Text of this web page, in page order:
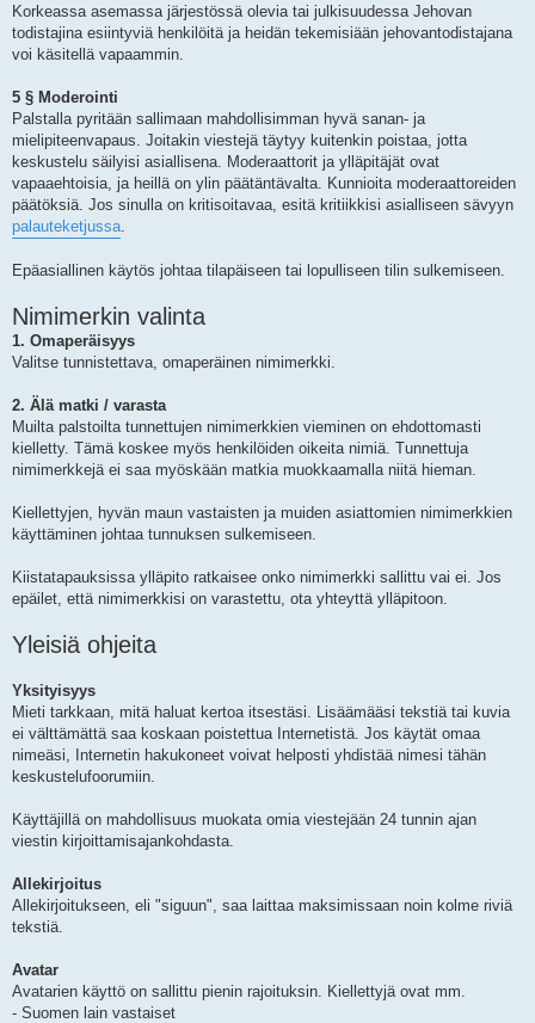
Korkeassa asemassa järjestössä olevia tai julkisuudessa Jehovan
todistajina esiintyviä henkilöitä ja heidän tekemisiään jehovantodistajana
voi käsitellä vapaammin.
5 § Moderointi
Palstalla pyritään sallimaan mahdollisimman hyvä sanan- ja
mielipiteenvapaus. Joitakin viestejä täytyy kuitenkin poistaa, jotta
keskustelu säilyisi asiallisena. Moderaattorit ja ylläpitäjät ovat
vapaaehtoisia, ja heillä on ylin päätäntävalta. Kunnioita moderaattoreiden
päätöksiä. Jos sinulla on kritisoitavaa, esitä kritiikkisi asialliseen sävyyn
palauteketjussa
Epäasiallinen käytös johtaa tilapäiseen tai lopulliseen tilin sulkemiseen.
Nimimerkin valinta
1. Omaperäisyys
Valitse tunnistettava, omaperäinen nimimerkki.
2. Älä matki / varasta
Muilta palstoilta tunnettujen nimimerkkien vieminen on ehdottomasti
kielletty. Tämä koskee myös henkilöiden oikeita nimiä. Tunnettuja
nimimerkkejä ei saa myöskään matkia muokkaamalla niitä hieman.
Kiellettyjen, hyvän maun vastaisten ja muiden asiattomien nimimerkkien
käyttäminen johtaa tunnuksen sulkemiseen.
Kiistatapauksissa ylläpito ratkaisee onko nimimerkki sallittu vai ei. Jos
epäilet, että nimimerkkisi on varastettu, ota yhteyttä ylläpitoon.
Yleisiä ohjeita
Yksityisyys
Mieti tarkkaan, mitä haluat kertoa itsestäsi. Lisäämääsi tekstiä tai kuvia
ei välttämättä saa koskaan poistettua Internetistä. Jos käytät omaa
nimeäsi, Internetin hakukoneet voivat helposti yhdistää nimesi tähän
keskustelufoorumiin.
Käyttäjillä on mahdollisuus muokata omia viestejään 24 tunnin ajan
viestin kirjoittamisajankohdasta.
Allekirjoitus
Allekirjoitukseen, eli "siguun", saa laittaa maksimissaan noin kolme riviä
tekstiä.
Avatar
Avatarien käyttö on sallittu pienin rajoituksin. Kiellettyjä ovat mm.
- Suomen lain vastaiset